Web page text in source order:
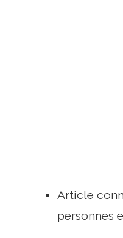
Article
personnes